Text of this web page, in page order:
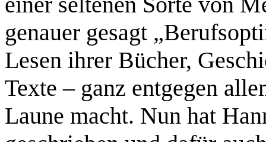
genauer gesagt
Lesen ihrer Bücher,
Texte – ganz entgegen
Laune macht. Nun hat